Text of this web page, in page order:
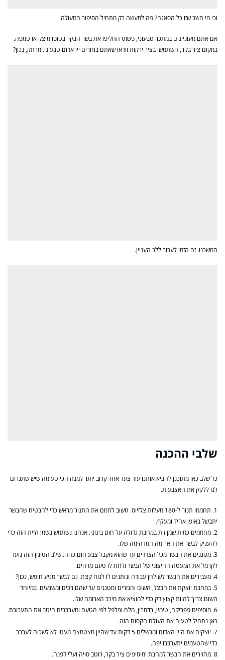
וכי מי חשב שזו כל הסאגה? פה למעשה רק מתחיל הסיפור המעולה.
אם אתם מעוניינים במתכון טבעוני, פשוט החליפו את בשר הבקר בטופו מוצק או טמפה.
במקום ציר בקר, השתמשו בציר ירקות וודאו שאתם בוחרים יין אדום טבעוני. מרתק, נכון?
המשכנו. זה הזמן לעבור ללב העניין.
שלבי ההכנה
כל שלב כאן מתוכנן להביא אותנו עוד צעד אחד קרוב יותר למנה הכי טעימה שיש שתגרום
לנו ללקק את האצבעות.
1. תחממו תנור ל-180 מעלות צלזיוס. חשוב לחמם את התנור מראש כדי להבטיח שהבשר
יתבשל באופן אחיד ומעלף.
2. מחממים כמות שמן זית במחבת גדולה על חום בינוני. אנחנו נשתמש בשמן הזית הזה כדי
להעניק לבשר את הארומה המדהימה שלו.
3. מטגנים את הבשר מכל הצדדים עד שהוא מקבל צבע חום כהה. שלב הטיגון הזה נועד
לקרמל את המעטה החיצוני של הבשר ולתת לו טעם מדהים.
4. מעבירים את הבשר לשולחן עבודה ונותנים לו לנוח קצת. גם לבשר מגיע חופש, נכון?
5. במחבת יוצקת את הבצל, השום והגזרים ומטגנים עד שהם רכים ומשגעים. במיוחד
השום צריך להיות קצוץ דק כדי להוציא את מירב הארומה שלו.
6. מוסיפים פפריקה, טימין, רוזמרין, מלח ופלפל לפי הטעם ומערבבים היטב את התערובת.
כאן נתחיל לטעום את העולם הקסום הזה.
7. יוצקים את היין האדום ומבשלים 5 דקות עד שהיין מצטמצם מעט. לא לשכוח לערבב
כדי שהטעמים יתערבבו יפה.
8. מחזירים את הבשר למחבת ומוסיפים ציר בקר, רוטב סויה ועלי דפנה.